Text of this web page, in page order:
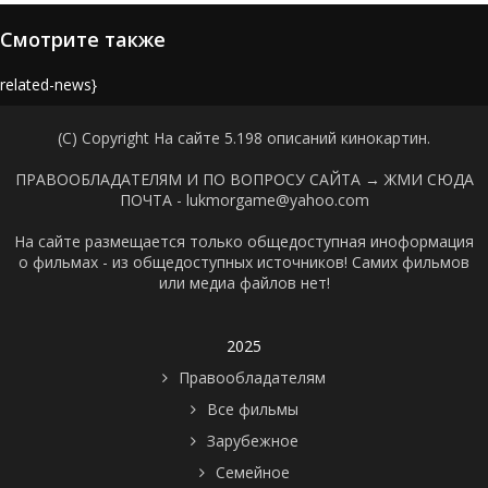
Смотрите также
news}
(C) Copyright На сайте 5.198 описаний кинокартин.
ПРАВООБЛАДАТЕЛЯМ И ПО ВОПРОСУ САЙТА → ЖМИ СЮДА
ПОЧТА - lukmorgame@yahoo.com
На сайте размещается только общедоступная иноформация
о фильмах - из общедоступных источников! Самих фильмов
или медиа файлов нет!
2025
Правообладателям
Все фильмы
Зарубежное
Семейное